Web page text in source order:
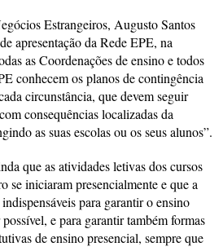
Estrangeiros, Augusto Santos
apresentação da Rede EPE, na
as Coordenações de ensino e todos
conhecem os planos de contingência
circunstância, que devem seguir
consequências localizadas da
as suas escolas ou os seus alunos”.
que as atividades letivas dos cursos
se iniciaram presencialmente e que a
para garantir o ensino
e para garantir também formas
de ensino presencial, sempre que